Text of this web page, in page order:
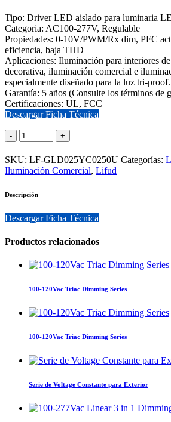
Tipo: Driver LED aislado para luminaria
Categoria: AC100-277V, Regulable
Propiedades: 0-10V/PWM/Rx dim, PFC
eficiencia, baja THD
Aplicaciones: Iluminación para interiores
decorativa, iluminación comercial e
especialmente diseñado para la luz tri-proof.
Garantía: 5 años (Consulte los términos de
Certificaciones: UL, FCC
Descargar Ficha Técnica
SKU: LF-GLD025YC0250U Categorías:
Iluminación Comercial, Lifud
Descripción
Descargar Ficha Técnica
Productos relacionados
100-120Vac Triac Dimming Series
100-120Vac Triac Dimming Series
Serie de Voltage Constante para Exterior